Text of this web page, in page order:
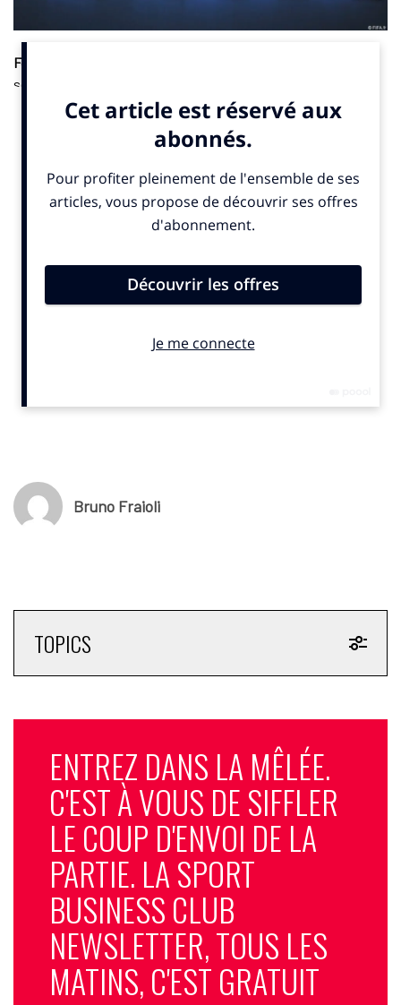
Fédérations
septembre 2025 marque un nouveau tournant économique.
Près de 12 000 opérations ont été enregistrées dans le football
masculin, générant 9,76 milliards de dollars (8,9 Milliards
d’euros), soit une hausse de plus de 50% par rapport à 2024,
indique la FIFA dans
un communiqué publié mercredi 3
septembre 2025.
L’Angleterre concentre plus de 3 milliards (2,7 milliards d’euros),
même tendance, avec 1 100 transferts et 12,3 millions de dollars
(11,2 millions d’euros) de dépenses, en progression de plus de
millions (3,6 millions d’euros).
Bruno Fraioli
TOPICS
ENTREZ DANS LA MÊLÉE.
C'EST À VOUS DE SIFFLER
LE COUP D'ENVOI DE LA
PARTIE. LA SPORT
BUSINESS CLUB
NEWSLETTER, TOUS LES
MATINS, C'EST GRATUIT